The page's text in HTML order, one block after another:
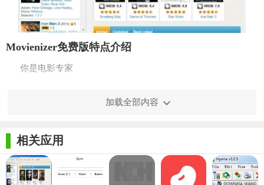
Movienizer免费版特点介绍
你是电影专家
奖项，预算，人们主演的内容。了解演员在电影中出演的年龄，
书”。
使您的电影收藏受到控制
加载全部内容
相关应用